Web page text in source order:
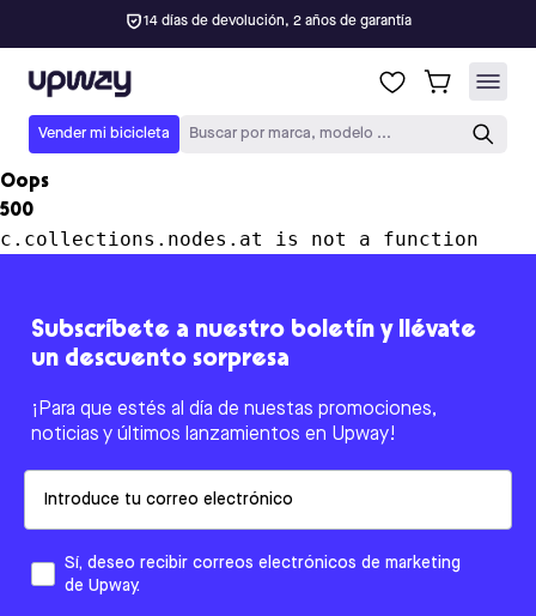
14 días de devolución, 2 años de garantía
Upway
Vender mi bicicleta Buscar por marca, modelo ...
Oops
500
c.collections.nodes.at is not a function
Subscríbete a nuestro boletín y llévate
un descuento sorpresa
¡Para que estés al día de nuestas promociones,
noticias y últimos lanzamientos en Upway!
Sí, deseo recibir correos electrónicos de marketing
de Upway.